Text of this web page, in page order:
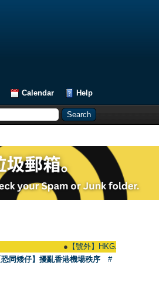
Calendar Help
【號外】HKGAY.net已啟動
同矮仔】擾亂香港機場秩序
#